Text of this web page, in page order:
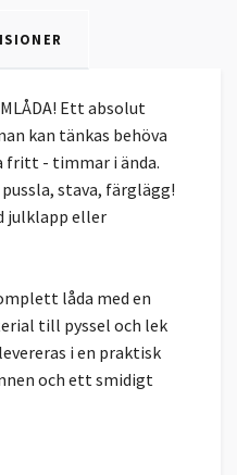
Ett absolut
kan tänkas behöva
fritt - timmar i ända.
stava, färglägg!
julklapp eller
låda med en
till pyssel och lek
i en praktisk
och ett smidigt